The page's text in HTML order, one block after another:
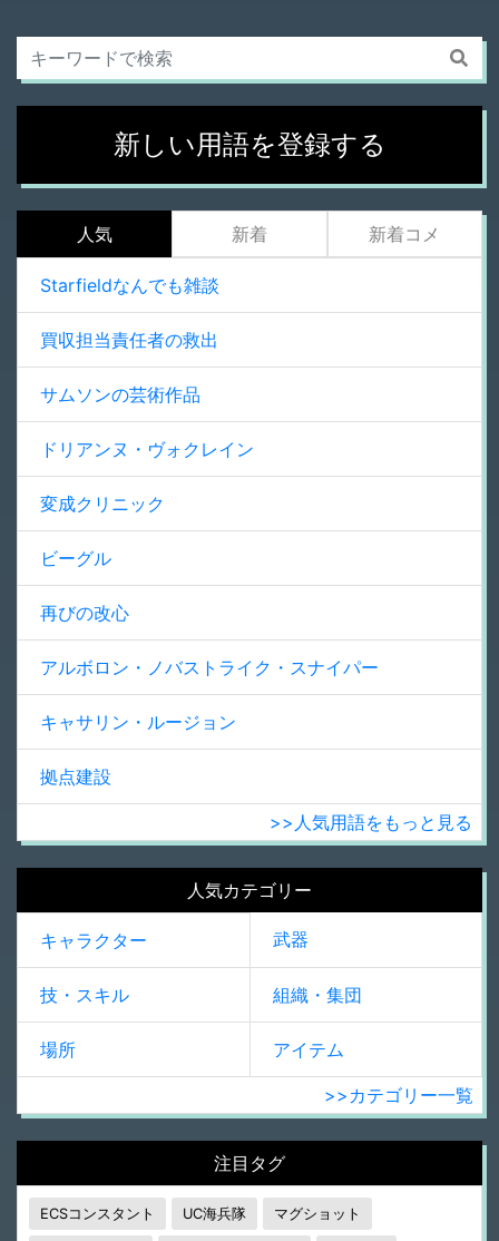
新しい用語を登録する
人気 新着 新着コメ
Starfieldなんでも雑談
買収担当責任者の救出
サムソンの芸術作品
ドリアンヌ・ヴォクレイン
変成クリニック
ビーグル
再びの改心
アルボロン・ノバストライク・スナイパー
キャサリン・ルージョン
拠点建設
>>人気用語をもっと見る
人気カテゴリー
キャラクター 武器
技・スキル 組織・集団
場所 アイテム
>>カテゴリー一覧
注目タグ
ECSコンスタント UC海兵隊 マグショット